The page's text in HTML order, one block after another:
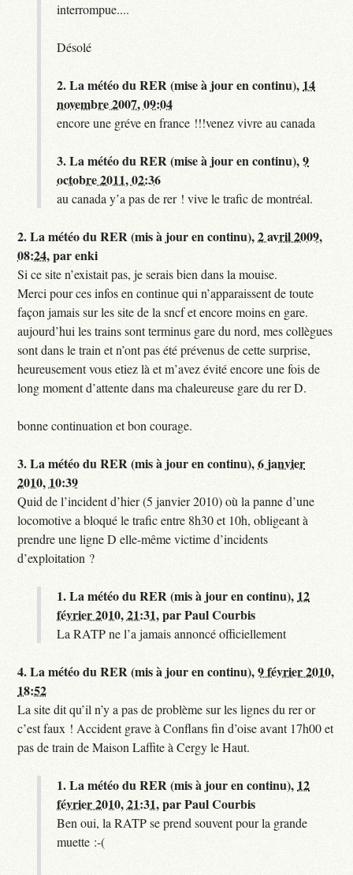
interrompue....
Désolé
2.La météo du RER (mise à jour en continu), 14
novembre 2007, 09:04
encore une gréve en france !!!venez vivre au canada
3.La météo du RER (mise à jour en continu),9
octobre 2011, 02:36
au canada y’a pas de rer ! vive le trafic de montréal.
2.La météo du RER (mis à jour en continu),2 avril 2009,
08:24,parenki
Si ce site n’existait pas, je serais bien dans la mouise.
Merci pour ces infos en continue qui n’apparaissent de toute
façon jamais sur les site de la sncf et encore moins en gare.
aujourd’hui les trains sont terminus gare du nord, mes collègues
sont dans le train et n’ont pas été prévenus de cette surprise,
heureusement vous etiez là et m’avez évité encore une fois de
long moment d’attente dans ma chaleureuse gare du rer D.
bonne continuation et bon courage.
3.La météo du RER (mis à jour en continu),6 janvier
2010, 10:39
Quid de l’incident d’hier (5 janvier 2010) où la panne d’une
locomotive a bloqué le trafic entre 8h30 et 10h, obligeant à
prendre une ligne D elle-même victime d’incidents
d’exploitation ?
1.La météo du RER (mis à jour en continu), 12
février 2010, 21:31,parPaul Courbis
La RATP ne l’a jamais annoncé officiellement
4.La météo du RER (mis à jour en continu),9 février 2010,
18:52
La site dit qu’il n’y a pas de problème sur les lignes du rer or
c’est faux ! Accident grave à Conflans fin d’oise avant 17h00 et
pas de train de Maison Laffite à Cergy le Haut.
1.La météo du RER (mis à jour en continu), 12
février 2010, 21:31,parPaul Courbis
Ben oui, la RATP se prend souvent pour la grande
muette :-(